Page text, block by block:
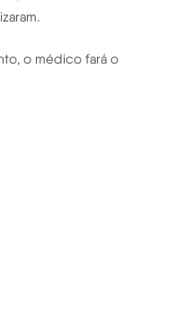
o médico fará o